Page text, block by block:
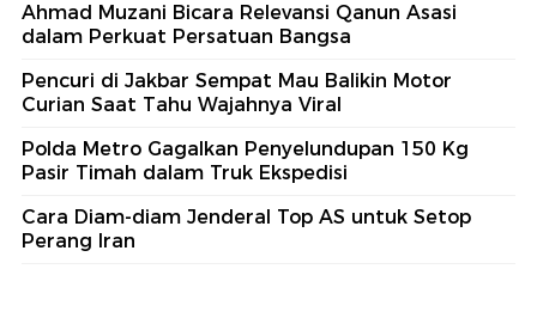
Ahmad Muzani Bicara Relevansi Qanun Asasi
dalam Perkuat Persatuan Bangsa
Pencuri di Jakbar Sempat Mau Balikin Motor
Curian Saat Tahu Wajahnya Viral
Polda Metro Gagalkan Penyelundupan 150 Kg
Pasir Timah dalam Truk Ekspedisi
Cara Diam-diam Jenderal Top AS untuk Setop
Perang Iran